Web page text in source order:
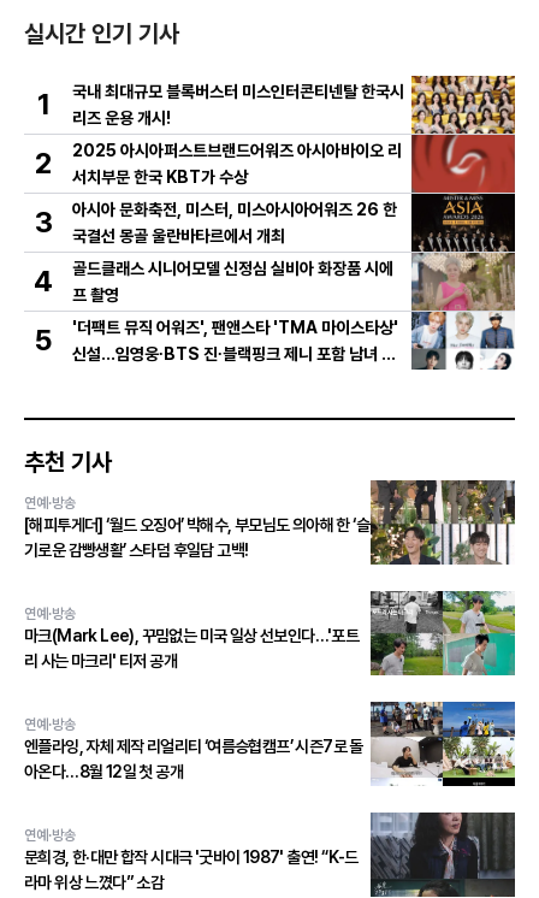
실시간 인기 기사
1
국내 최대규모 블록버스터 미스인터콘티넨탈 한국시
리즈 운용 개시!
2
2025 아시아퍼스트브랜드어워즈 아시아바이오 리
서치부문 한국 KBT가 수상
3
아시아 문화축전, 미스터, 미스아시아어워즈 26 한
국결선 몽골 울란바타르에서 개최
4
골드클래스 시니어모델 신정심 실비아 화장품 시에
프 촬영
5
'더팩트 뮤직 어워즈', 팬앤스타 'TMA 마이스타상'
신설...임영웅∙BTS 진∙블랙핑크 제니 포함 남녀 아
추천 기사
연예·방송
[해피투게더] ‘월드 오징어’ 박해수, 부모님도 의아해 한 ‘슬
기로운 감빵생활’ 스타덤 후일담 고백!
연예·방송
마크(Mark Lee), 꾸밈없는 미국 일상 선보인다…'포트
리 사는 마크리' 티저 공개
연예·방송
엔플라잉, 자체 제작 리얼리티 ‘여름승협캠프’ 시즌7로 돌
아온다…8월 12일 첫 공개
연예·방송
문희경, 한·대만 합작 시대극 '굿바이 1987' 출연! “K-드
라마 위상 느꼈다” 소감